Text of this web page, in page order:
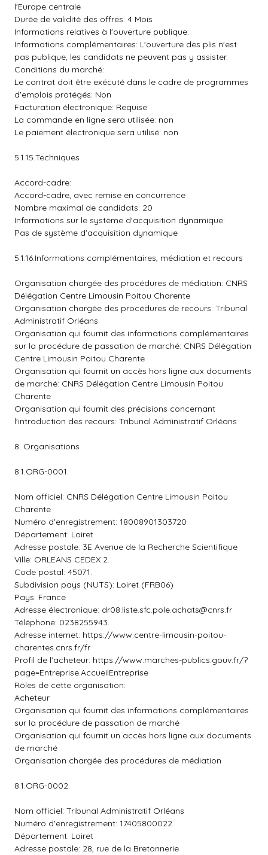
l'Europe centrale
Durée de validité des offres: 4 Mois
Informations relatives à l'ouverture publique:
Informations complémentaires: L'ouverture des plis n'est
pas publique, les candidats ne peuvent pas y assister.
Conditions du marché:
Le contrat doit être exécuté dans le cadre de programmes
d'emplois protégés: Non
Facturation électronique: Requise
La commande en ligne sera utilisée: non
Le paiement électronique sera utilisé: non
5.1.15.Techniques
Accord-cadre:
Accord-cadre, avec remise en concurrence
Nombre maximal de candidats: 20
Informations sur le système d'acquisition dynamique:
Pas de système d'acquisition dynamique
5.1.16.Informations complémentaires, médiation et recours
Organisation chargée des procédures de médiation: CNRS
Délégation Centre Limousin Poitou Charente
Organisation chargée des procédures de recours: Tribunal
Administratif Orléans
Organisation qui fournit des informations complémentaires
sur la procédure de passation de marché: CNRS Délégation
Centre Limousin Poitou Charente
Organisation qui fournit un accès hors ligne aux documents
de marché: CNRS Délégation Centre Limousin Poitou
Charente
Organisation qui fournit des précisions concernant
l'introduction des recours: Tribunal Administratif Orléans
8. Organisations
8.1.ORG-0001.
Nom officiel: CNRS Délégation Centre Limousin Poitou
Charente
Numéro d'enregistrement: 18008901303720
Département: Loiret
Adresse postale: 3E Avenue de la Recherche Scientifique
Ville: ORLEANS CEDEX 2.
Code postal: 45071.
Subdivision pays (NUTS): Loiret (FRB06)
Pays: France
Adresse électronique: dr08.liste.sfc.pole.achats@cnrs.fr
Téléphone: 0238255943.
Adresse internet: https://www.centre-limousin-poitou-
charentes.cnrs.fr/fr
Profil de l'acheteur: https://www.marches-publics.gouv.fr/?
page=Entreprise.AccueilEntreprise
Rôles de cette organisation:
Acheteur
Organisation qui fournit des informations complémentaires
sur la procédure de passation de marché
Organisation qui fournit un accès hors ligne aux documents
de marché
Organisation chargée des procédures de médiation
8.1.ORG-0002.
Nom officiel: Tribunal Administratif Orléans
Numéro d'enregistrement: 17405800022.
Département: Loiret
Adresse postale: 28, rue de la Bretonnerie